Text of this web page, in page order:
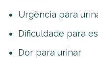
Urgência para
Dificuldade para
Dor para urinar